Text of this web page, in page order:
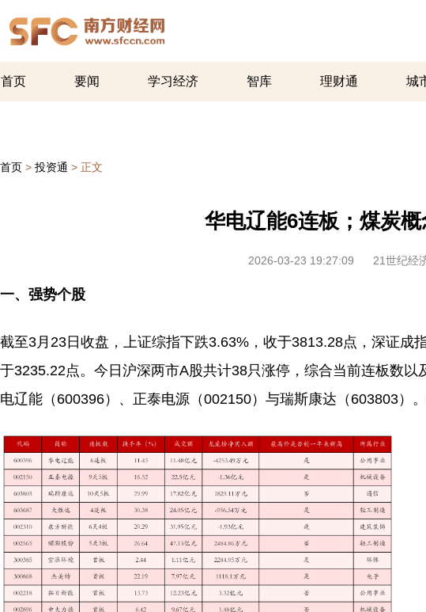
首页 要闻 学习经济 智库 理财通 城
首页 > 投资通 > 正文
华电辽能6连板；煤炭
2026-03-23 19:27:09 21世纪经
一、强势个股
截至3月23日收盘，上证综指下跌3.63%，收于3813.28点，深证成
于3235.22点。今日沪深两市A股共计38只涨停，综合当前连板数
电辽能（600396）、正泰电源（002150）与瑞斯康达（603803）